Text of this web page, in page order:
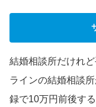
結婚相談所だけれ
ラインの結婚相談
録で10万円前後す